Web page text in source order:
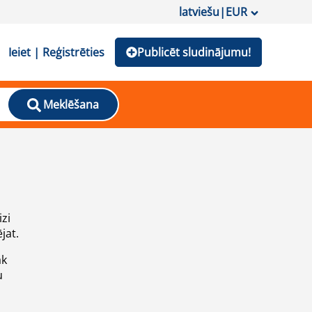
latviešu|EUR
Ieiet | Reģistrēties Publicēt sludinājumu!
Meklēšana